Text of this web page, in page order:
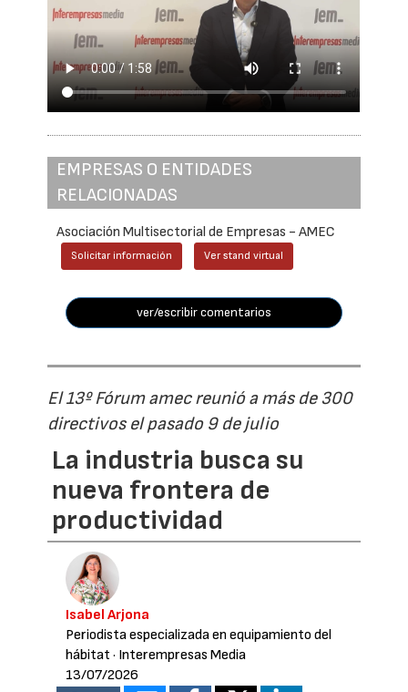
EMPRESAS O ENTIDADES
RELACIONADAS
Asociación Multisectorial de Empresas - AMEC
Solicitar información Ver stand virtual
ver/escribir comentarios
El 13º Fórum amec reunió a más de 300
directivos el pasado 9 de julio
La industria busca su
nueva frontera de
productividad
Isabel Arjona
Periodista especializada en equipamiento del
hábitat · Interempresas Media
13/07/2026